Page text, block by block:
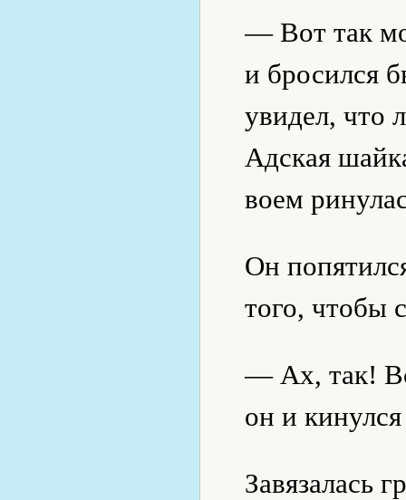
— Вот так
и бросился
увидел, что
Адская
воем
Он
того, чтобы
— Ах, так!
он и
Завязалась